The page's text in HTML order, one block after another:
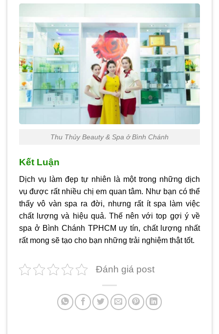
Thu Thủy Beauty & Spa ở Bình Chánh
Kết Luận
Dịch vụ làm đẹp tự nhiên là một trong những dịch
vụ được rất nhiều chị em quan tâm. Như bạn có thể
thấy vô vàn spa ra đời, nhưng rất ít spa làm việc
chất lượng và hiệu quả. Thế nên với top gợi ý về
spa ở Bình Chánh TPHCM uy tín, chất lượng nhất
rất mong sẽ tạo cho bạn những trải nghiệm thật tốt.
Đánh giá post